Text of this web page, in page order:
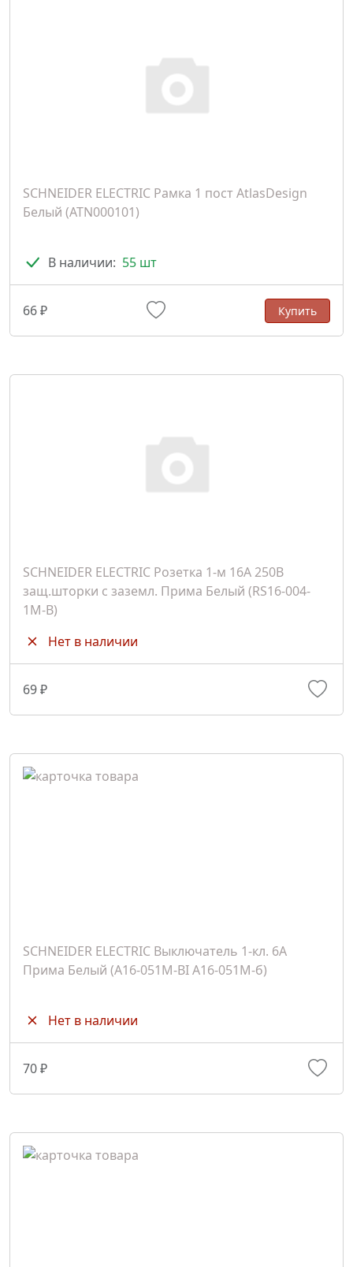
SCHNEIDER ELECTRIC Рамка 1 пост AtlasDesign
Белый (ATN000101)
В наличии: 55 шт
66 ₽ Купить
SCHNEIDER ELECTRIC Розетка 1-м 16А 250В
защ.шторки с заземл. Прима Белый (RS16-004-
1М-B)
Нет в наличии
69 ₽
SCHNEIDER ELECTRIC Выключатель 1-кл. 6А
Прима Белый (A16-051M-BI A16-051M-б)
Нет в наличии
70 ₽